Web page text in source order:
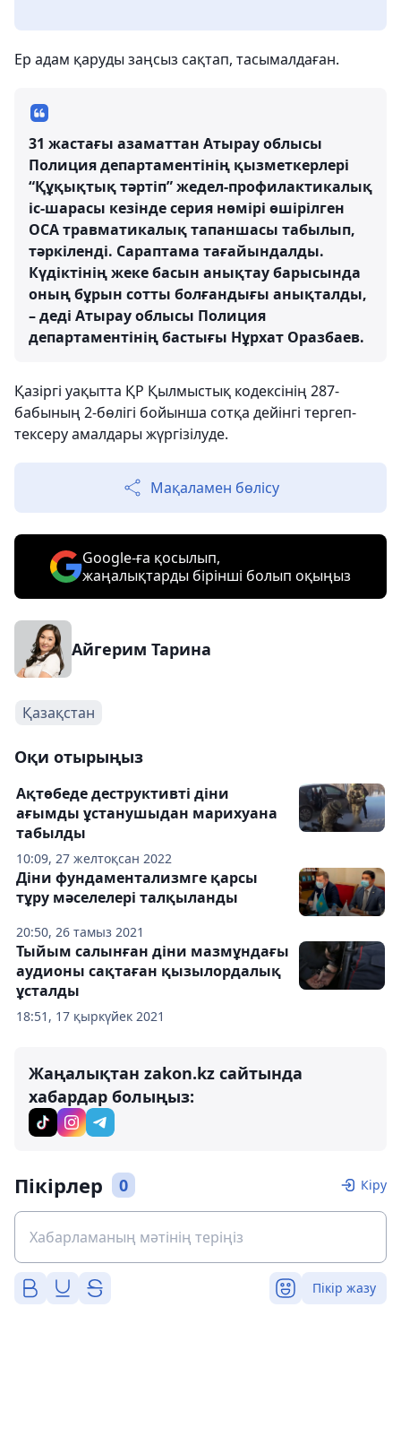
Ер адам қаруды заңсыз сақтап, тасымалдаған.
31 жастағы азаматтан Атырау облысы
Полиция департаментінің қызметкерлері
“Құқықтық тәртіп” жедел-профилактикалық
іс-шарасы кезінде серия нөмірі өшірілген
ОСА травматикалық тапаншасы табылып,
тәркіленді. Сараптама тағайындалды.
Күдіктінің жеке басын анықтау барысында
оның бұрын сотты болғандығы анықталды,
– деді Атырау облысы Полиция
департаментінің бастығы Нұрхат Оразбаев.
Қазіргі уақытта ҚР Қылмыстық кодексінің 287-
бабының 2-бөлігі бойынша сотқа дейінгі тергеп-
тексеру амалдары жүргізілуде.
Мақаламен бөлісу
Google-ға қосылып,
жаңалықтарды бірінші болып оқыңыз
Айгерим Тарина
Қазақстан
Оқи отырыңыз
10:09, 27 желтоқсан 2022
Ақтөбеде деструктивті діни
ағымды ұстанушыдан марихуана
табылды
20:50, 26 тамыз 2021
Діни фундаментализмге қарсы
тұру мәселелері талқыланды
18:51, 17 қыркүйек 2021
Тыйым салынған діни мазмұндағы
аудионы сақтаған қызылордалық
ұсталды
Жаңалықтан zakon.kz сайтында
хабардар болыңыз:
Пікірлер 0 Кіру
Пікір жазу